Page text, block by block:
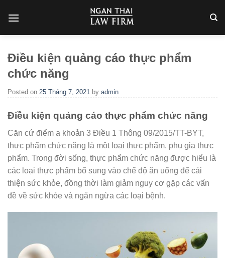
Điều kiện quảng cáo thực phẩm
chức năng
Posted on 25 Tháng 7, 2021 by admin
Điều kiện quảng cáo thực phẩm chức năng
Căn cứ điểm a khoản 3 Điều 1 Thông 09/2015/TT-BYT,
thực phẩm chức năng là một loại thực phẩm, phụ gia thực
phẩm. Trong đời sống, thực phẩm chức năng được hiểu là
các loại thực phẩm bổ sung vào chế độ ăn uống để cải
thiện sức khỏe, đồng thời làm giảm nguy cơ gặp các vấn
đề về sức khỏe và ngăn ngừa các loại bệnh.